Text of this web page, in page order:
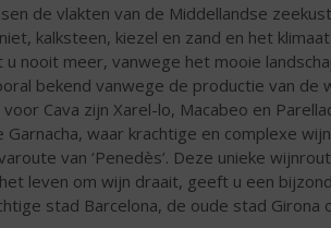
de vlakten van de Middellandse
kalksteen, kiezel en zand en het
nooit meer, vanwege het mooie
bekend vanwege de productie van de
Cava zijn Xarel-lo, Macabeo en
waar krachtige en complexe
van ‘Penedès’. Deze unieke
leven om wijn draait, geeft u een
stad Barcelona, de oude stad Girona